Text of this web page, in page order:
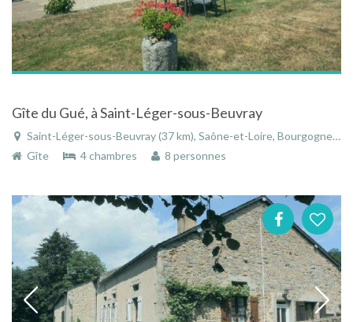
Gîte du Gué, à Saint-Léger-sous-Beuvray
Saint-Léger-sous-Beuvray (37 km), Saône-et-Loire, Bourgogne, Bourgogne-Franche-Comté, France
Gîte
4 chambres 8 personnes